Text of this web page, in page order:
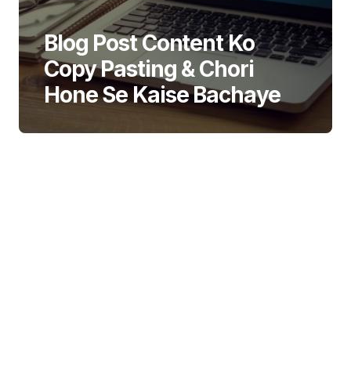
Blog Post Content Ko
Copy Pasting & Chori
Hone Se Kaise Bachaye